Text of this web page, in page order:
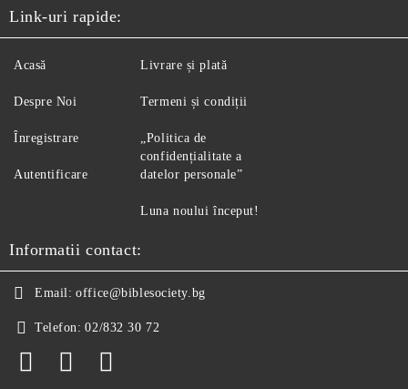
Link-uri rapide:
Acasă
Despre Noi
Înregistrare
Autentificare
Livrare și plată
Termeni și condiții
„Politica de
confidențialitate a
datelor personale”
Luna noului început!
Informatii contact:
Email: office@biblesociety.bg
Telefon: 02/832 30 72